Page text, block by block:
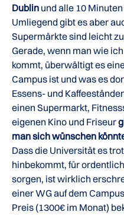
Dublin und alle 10
Umliegend gibt es aber
Supermärkte sind leicht
Gerade, wenn man wie
kommt, überwältigt es
Campus ist und was es
Essens- und
einen Supermarkt,
eigenen Kino und Friseur
man sich wünschen
Dass die Universität es
hinbekommt, für
sorgen, ist wirklich
einer WG auf dem
Preis (1300€ im Monat)